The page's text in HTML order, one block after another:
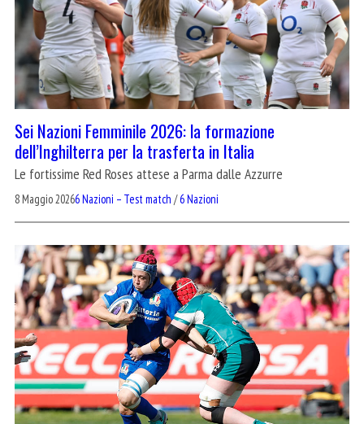
Sei Nazioni Femminile 2026: la formazione
dell’Inghilterra per la trasferta in Italia
Le fortissime Red Roses attese a Parma dalle Azzurre
8 Maggio 20266 Nazioni – Test match /6 Nazioni